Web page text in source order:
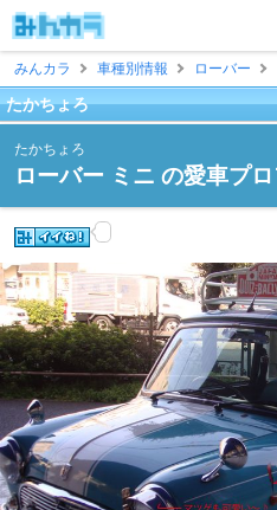
みんカラ
車種別情報 ローバー
たかちょろ
たかちょろ
ローバー ミニ の愛車プ